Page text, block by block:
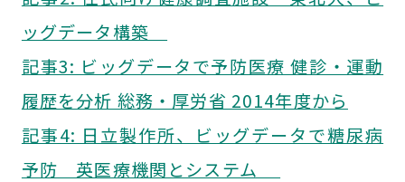
ッグデータ構築
記事3: ビッグデータで予防医療 健診・運動
履歴を分析 総務・厚労省 2014年度から
記事4: 日立製作所、ビッグデータで糖尿病
予防 英医療機関とシステム